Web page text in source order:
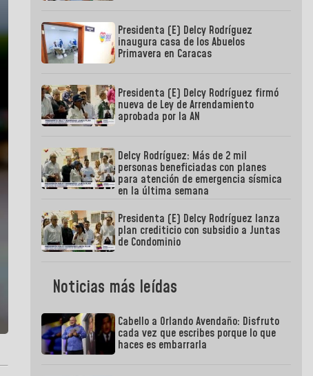
Presidenta (E) Delcy Rodríguez
inaugura casa de los Abuelos
Primavera en Caracas
Presidenta (E) Delcy Rodríguez firmó
nueva de Ley de Arrendamiento
aprobada por la AN
Delcy Rodríguez: Más de 2 mil
personas beneficiadas con planes
para atención de emergencia sísmica
en la última semana
Presidenta (E) Delcy Rodríguez lanza
plan crediticio con subsidio a Juntas
de Condominio
Noticias más leídas
Cabello a Orlando Avendaño: Disfruto
cada vez que escribes porque lo que
haces es embarrarla